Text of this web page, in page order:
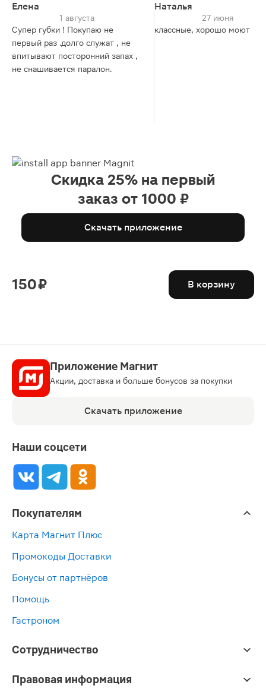
Елена
1 августа
Супер губки ! Покупаю не
первый раз .долго служат , не
впитывают посторонний запах ,
не снашивается паралон.
Наталья
27 июня
классные, хорошо моют
Скидка 25% на первый
заказ от 1000 ₽
Скачать приложение
150 ₽ В корзину
Приложение Магнит
Акции, доставка и больше бонусов за покупки
Скачать приложение
Наши соцсети
Покупателям
Карта Магнит Плюс
Промокоды Доставки
Бонусы от партнёров
Помощь
Гастроном
Сотрудничество
Правовая информация